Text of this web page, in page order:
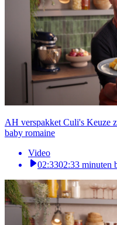
AH verspakket Culi's Keuze
baby romaine
Video
02:3302:33 minuten